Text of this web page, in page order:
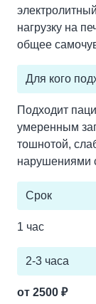
нагрузку на
общее
Для кого
Подходит
умеренным
тошнотой,
нарушениями
Срок
1 час
2-3 часа
от 2500 ₽